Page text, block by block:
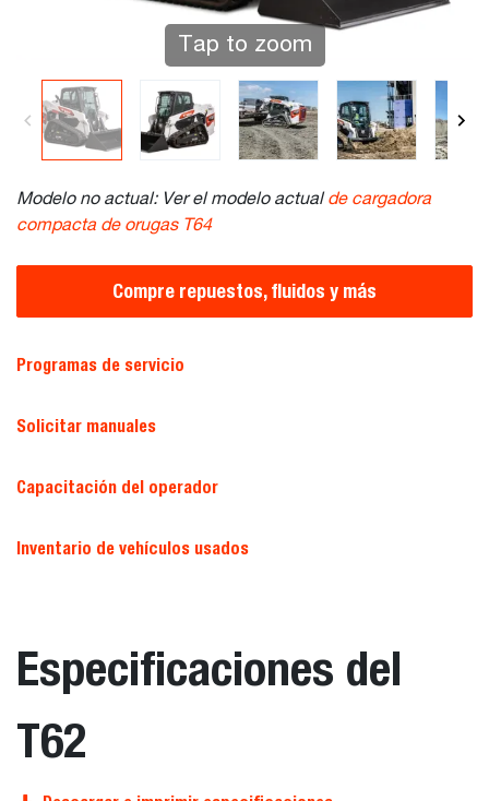
Tap to zoom
Modelo no actual: Ver el modelo actual de cargadora
compacta de orugas T64
Compre repuestos, fluidos y más
Programas de servicio
Solicitar manuales
Capacitación del operador
Inventario de vehículos usados
Especificaciones del
T62